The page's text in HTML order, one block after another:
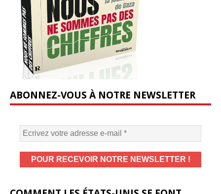
ABONNEZ-VOUS À NOTRE NEWSLETTER